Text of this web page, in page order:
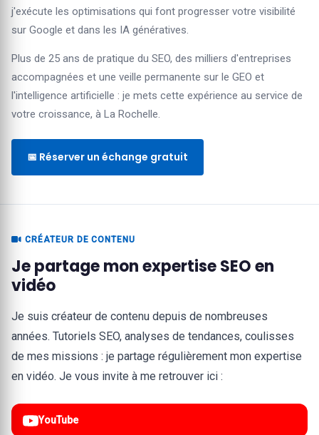
j'exécute les optimisations qui font progresser votre visibilité
sur Google et dans les IA génératives.
Plus de 25 ans de pratique du SEO, des milliers d'entreprises
accompagnées et une veille permanente sur le GEO et
l'intelligence artificielle : je mets cette expérience au service de
votre croissance, à La Rochelle.
📅 Réserver un échange gratuit
CRÉATEUR DE CONTENU
Je partage mon expertise SEO en
vidéo
Je suis créateur de contenu depuis de nombreuses
années. Tutoriels SEO, analyses de tendances, coulisses
de mes missions : je partage régulièrement mon expertise
en vidéo. Je vous invite à me retrouver ici :
YouTube